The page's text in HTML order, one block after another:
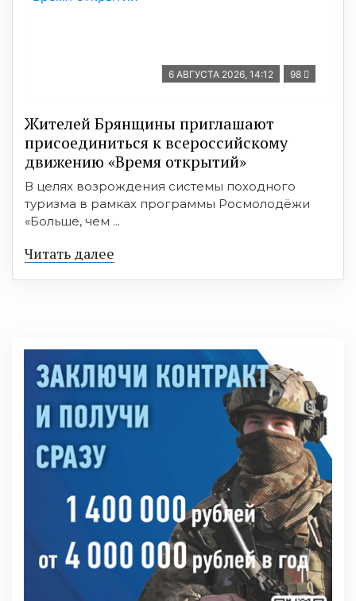
6 АВГУСТА 2026, 14:12 98
Жителей Брянщины приглашают
присоединиться к всероссийскому
движению «Время открытий»
В целях возрождения системы походного
туризма в рамках программы Росмолодёжи
«Больше, чем ...
Читать далее